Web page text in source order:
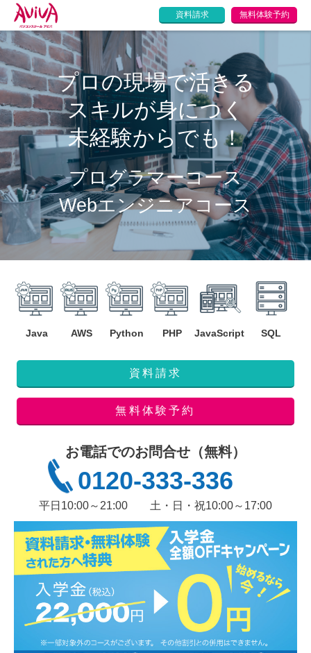
資料請求 無料体験予約
プロの現場で活きる
スキルが身につく
未経験からでも！
プログラマーコース
Webエンジニアコース
Java AWS Python PHP JavaScript SQL
資料請求
無料体験予約
お電話でのお問合せ（無料）
0120-333-336
平日10:00～21:00 土・日・祝10:00～17:00